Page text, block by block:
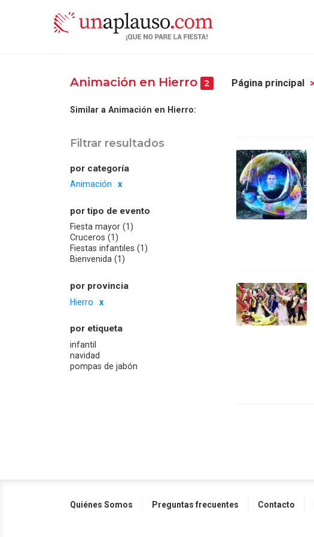
Animación en Hierro 2 Página principal
Similar a Animación en Hierro:
Filtrar resultados
por categoría
Animación
por tipo de evento
Fiesta mayor (1)
Cruceros (1)
Fiestas infantiles (1)
Bienvenida (1)
por provincia
Hierro
por etiqueta
infantil
navidad
pompas de jabón
Quiénes Somos Preguntas frecuentes Contacto